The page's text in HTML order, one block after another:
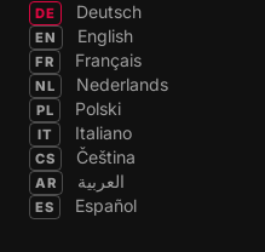
DE Deutsch
EN English
FR Français
NL Nederlands
PL Polski
IT Italiano
CS Čeština
AR العربية
ES Español